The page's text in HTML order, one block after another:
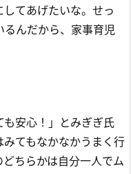
てあげたいな。せっ
んだから、家事育児
も安心！」とみぎぎ氏
てもなかなかうまく行
ちらかは自分一人でム